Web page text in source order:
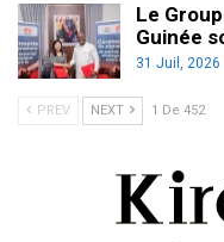
Le
Guinée
31 Juil, 2026
PREV NEXT 1 De 452